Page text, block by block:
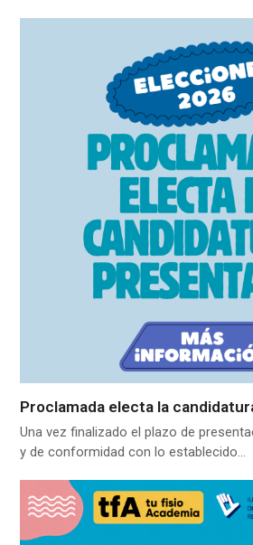
Proclamada electa la
Una vez finalizado el plazo de
y de conformidad con lo establecido…